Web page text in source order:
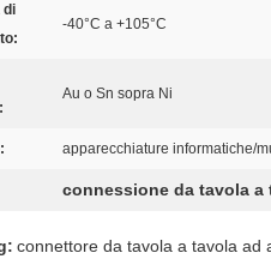
di
-40°C a +105°C
Au o Sn sopra Ni
apparecchiature informatiche/
connessione da tavola
connettore da tavola a tavola ad